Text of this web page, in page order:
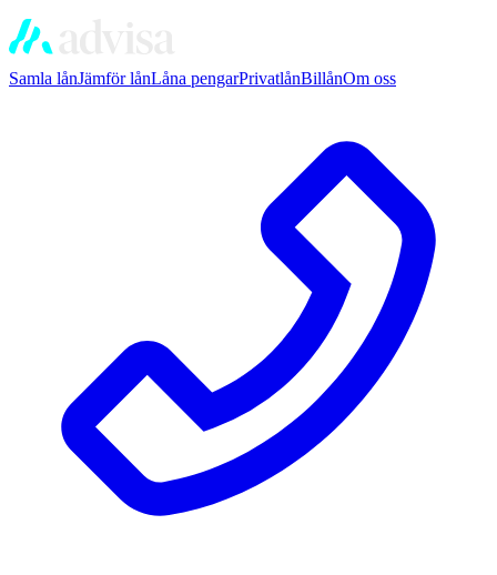
Samla lånJämför lånLåna pengarPrivatlånBillånOm oss